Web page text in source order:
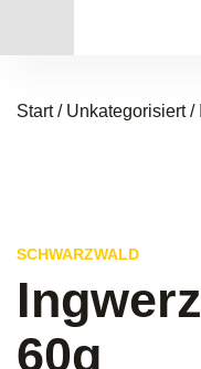
Start/ Unkategorisiert/
SCHWARZWALD
60g